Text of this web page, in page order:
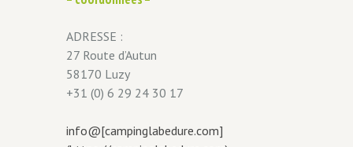
ADRESSE :
27 Route d’Autun
58170 Luzy
+31 (0) 6 29 24 30 17
info@[campinglabedure.com]